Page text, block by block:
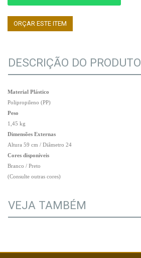
ORÇAR ESTE ITEM
DESCRIÇÃO DO PRODUTO
Material Plástico
Polipropileno (PP)
Peso
1,45 kg
Dimensões Externas
Altura 59 cm / Diâmetro 24
Cores disponíveis
Branco / Preto
(Consulte outras cores)
VEJA TAMBÉM